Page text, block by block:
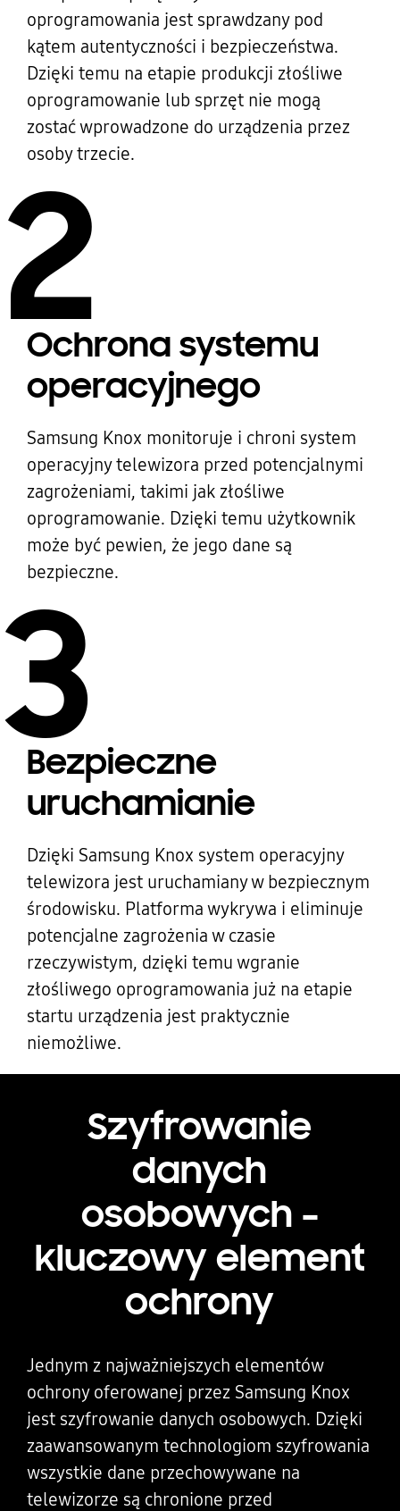
oprogramowania jest sprawdzany pod
kątem autentyczności i bezpieczeństwa.
Dzięki temu na etapie produkcji złośliwe
oprogramowanie lub sprzęt nie mogą
zostać wprowadzone do urządzenia przez
osoby trzecie.
2
Ochrona systemu
operacyjnego
Samsung Knox monitoruje i chroni system
operacyjny telewizora przed potencjalnymi
zagrożeniami, takimi jak złośliwe
oprogramowanie. Dzięki temu użytkownik
może być pewien, że jego dane są
bezpieczne.
3
Bezpieczne
uruchamianie
Dzięki Samsung Knox system operacyjny
telewizora jest uruchamiany w bezpiecznym
środowisku. Platforma wykrywa i eliminuje
potencjalne zagrożenia w czasie
rzeczywistym, dzięki temu wgranie
złośliwego oprogramowania już na etapie
startu urządzenia jest praktycznie
niemożliwe.
Szyfrowanie
danych
osobowych –
kluczowy element
ochrony
Jednym z najważniejszych elementów
ochrony oferowanej przez Samsung Knox
jest szyfrowanie danych osobowych. Dzięki
zaawansowanym technologiom szyfrowania
wszystkie dane przechowywane na
telewizorze są chronione przed